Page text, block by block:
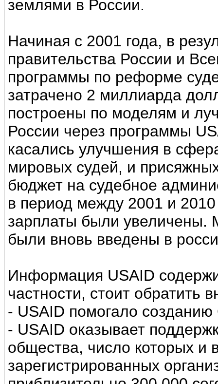
землями в России.
Начиная с 2001 года, в
правительства России и
программы по реформе
затрачено 2 миллиарда
построены по моделям и
России через программы
касались улучшения в
мировых судей, и
бюджет на судебное
в период между 2001 и
зарплаты были увеличены.
были вновь введены в
Информация USAID
частности, стоит обратить
- USAID помогало созданию
- USAID оказывает
общества, число которых и
зарегистрированных